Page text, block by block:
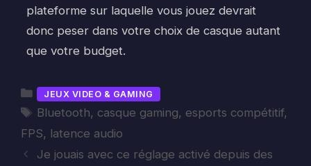
plateforme sur laquelle vous jouez devrait
donc peser dans votre choix de casque autant
que votre budget.
Catégories
JEUX VIDEO & GAMING
Étiquettes
Bluetooth, casque gaming, esports compétitif,
FPS, latence audio
Je jouais avec ce réglage activé depuis des